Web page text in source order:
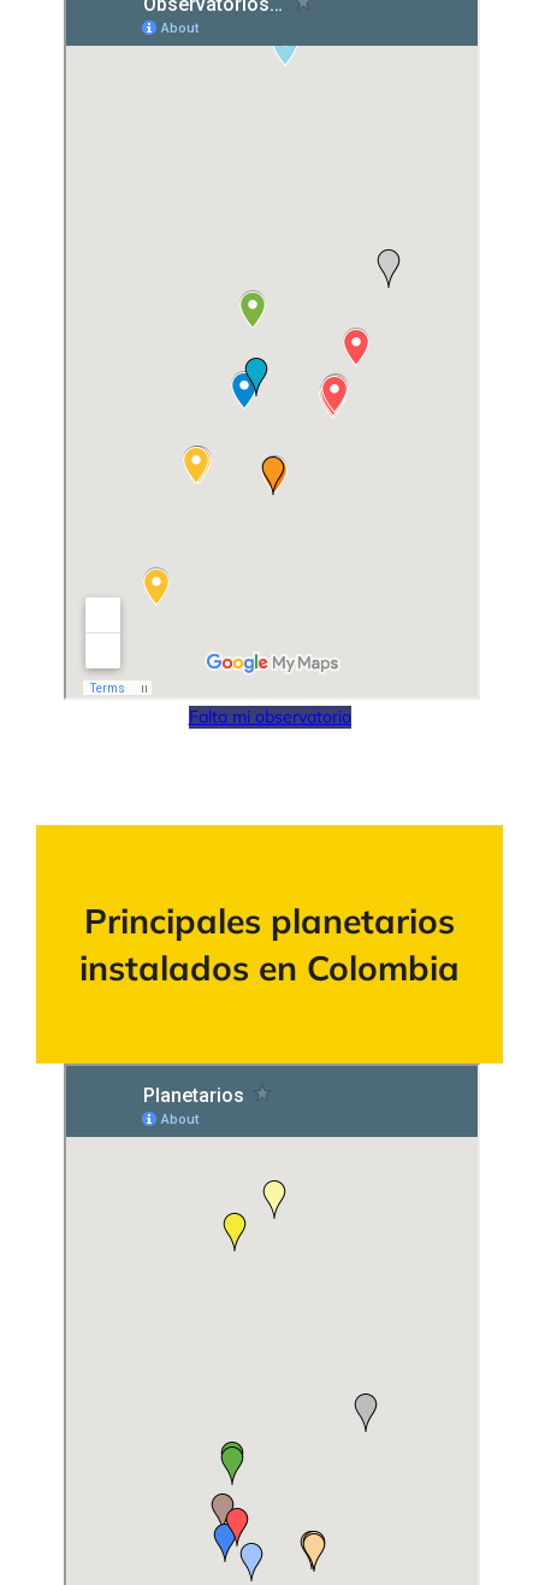
Falta mi observatorio
Principales planetarios
instalados en Colombia